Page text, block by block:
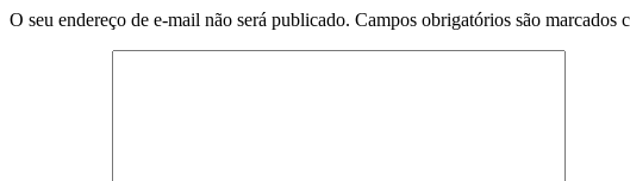
O seu endereço de e-mail não será publicado. Campos obrigatórios são marcados